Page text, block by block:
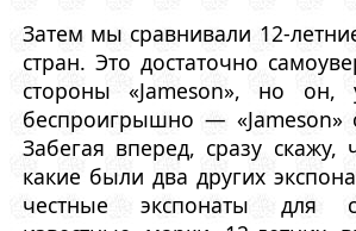
Затем мы сравнивали 12-
стран. Это достаточно
стороны «Jameson», но он,
беспроигрышно — «Jameson»
Забегая вперед, сразу скажу,
какие были два других
честные экспонаты для